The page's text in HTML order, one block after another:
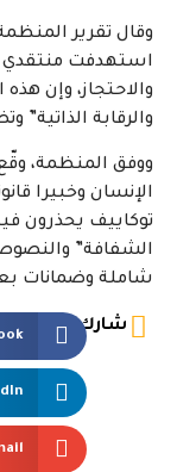
وقال تقرير
استهدفت منتقدي
والاحتجاز، وإن
والرقابة
الإنسان وخبيرا
توكاييف يحذرون
الشفافة”
شاملة وضمانات
شارك